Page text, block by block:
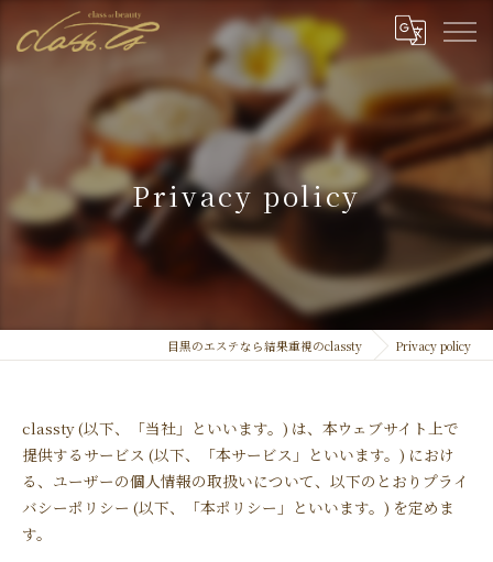
Privacy policy
目黒のエステなら結果重視のclassty Privacy policy
classty (以下、「当社」といいます。) は、本ウェブサイト上で
提供するサービス (以下、「本サービス」といいます。) におけ
る、ユーザーの個人情報の取扱いについて、以下のとおりプライ
バシーポリシー (以下、「本ポリシー」といいます。) を定めま
す。